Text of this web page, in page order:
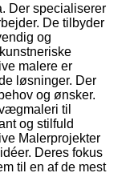
Der specialiserer
De tilbyder
og
malere er
løsninger. Der
og ønsker.
til
og stilfuld
Malerprojekter
Deres fokus
til en af de mest